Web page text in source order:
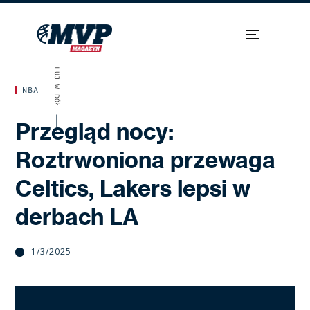
NBA
Przegląd nocy:
Roztrwoniona przewaga
Celtics, Lakers lepsi w
derbach LA
1/3/2025
SKROLUJ W DÓŁ